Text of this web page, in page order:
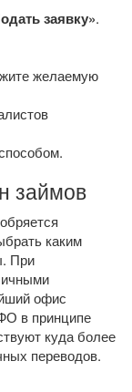
заявку».
желаемую
займов
каким
При
офис
в принципе
куда более
переводов.